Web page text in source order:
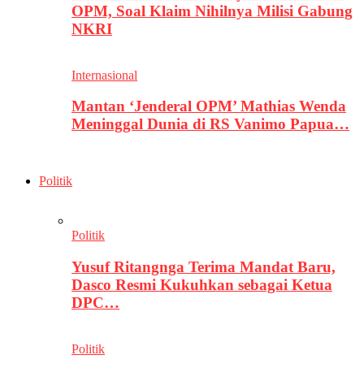
OPM, Soal Klaim Nihilnya Milisi Gabung
NKRI
Internasional
Mantan ‘Jenderal OPM’ Mathias Wenda
Meninggal Dunia di RS Vanimo Papua…
Politik
Politik
Yusuf Ritangnga Terima Mandat Baru,
Dasco Resmi Kukuhkan sebagai Ketua
DPC…
Politik